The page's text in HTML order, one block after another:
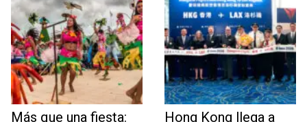
Más que una fiesta:
Hong Kong llega a